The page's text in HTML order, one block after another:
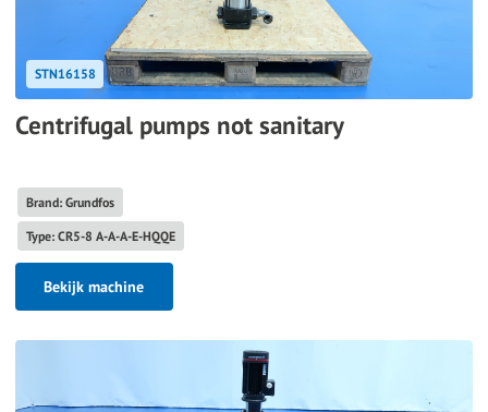
STN16158
Centrifugal pumps not sanitary
Brand: Grundfos
Type: CR5-8 A-A-A-E-HQQE
Bekijk machine